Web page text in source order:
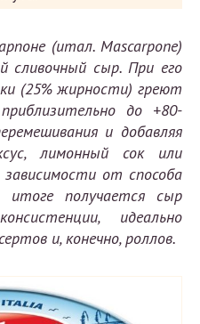
(итал. Mascarpone)
сливочный сыр. При его
(25% жирности) греют
до +80-
и добавляя
лимонный сок или
от способа
итоге получается сыр
идеально
и, конечно, роллов.